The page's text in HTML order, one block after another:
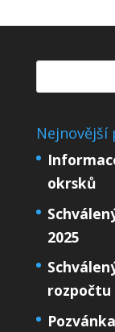
Nejnovější
okrsků
2025
rozpočtu